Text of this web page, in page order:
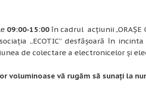
09:00-15:00 în cadrul acțiunii „ORAȘE
„ECOTIC” desfășoară în
de colectare a electronicelor și
voluminoase vă rugăm să sunați la